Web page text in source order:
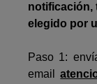
notificación,
elegido por
Paso 1:
email